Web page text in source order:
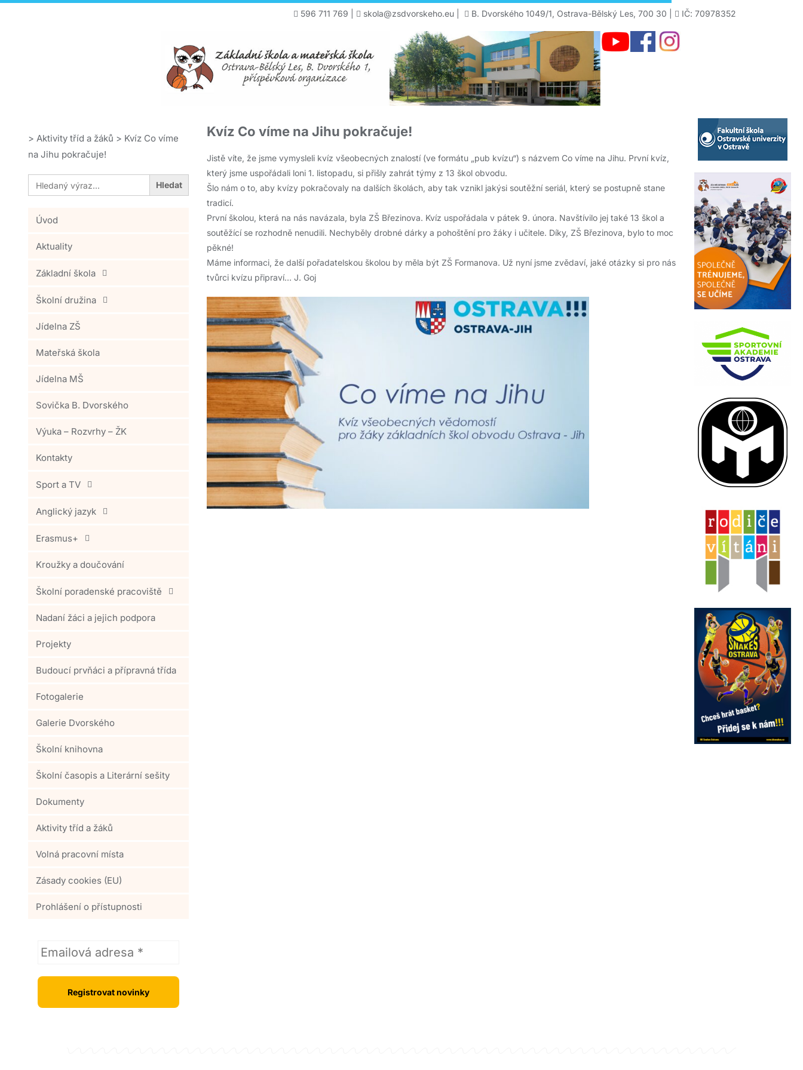
596 711 769 skola@zsdvorskeho.eu B. Dvorského 1049/1, Ostrava-Bělský Les, 700 30 | IČ: 70978352
> Aktivity tříd a žáků > Kvíz Co víme
na Jihu pokračuje!
Search
for:
Úvod
Aktuality
Základní škola
Školní družina
Jídelna ZŠ
Mateřská škola
Jídelna MŠ
Sovička B. Dvorského
Výuka – Rozvrhy – ŽK
Kontakty
Sport a TV
Anglický jazyk
Erasmus+
Kroužky a doučování
Školní poradenské pracoviště
Nadaní žáci a jejich podpora
Projekty
Budoucí prvňáci a přípravná třída
Fotogalerie
Galerie Dvorského
Školní knihovna
Školní časopis a Literární sešity
Dokumenty
Aktivity tříd a žáků
Volná pracovní místa
Zásady cookies (EU)
Prohlášení o přístupnosti
Kvíz Co víme na Jihu pokračuje!
Jistě víte, že jsme vymysleli kvíz všeobecných znalostí (ve formátu „pub kvízu“) s názvem Co víme na Jihu. První kvíz,
který jsme uspořádali loni 1. listopadu, si přišly zahrát týmy z 13 škol obvodu.
Šlo nám o to, aby kvízy pokračovaly na dalších školách, aby tak vznikl jakýsi soutěžní seriál, který se postupně stane
tradicí.
První školou, která na nás navázala, byla ZŠ Březinova. Kvíz uspořádala v pátek 9. února. Navštívilo jej také 13 škol a
soutěžící se rozhodně nenudili. Nechyběly drobné dárky a pohoštění pro žáky i učitele. Díky, ZŠ Březinova, bylo to moc
pěkné!
Máme informaci, že další pořadatelskou školou by měla být ZŠ Formanova. Už nyní jsme zvědaví, jaké otázky si pro nás
tvůrci kvízu připraví… J. Goj